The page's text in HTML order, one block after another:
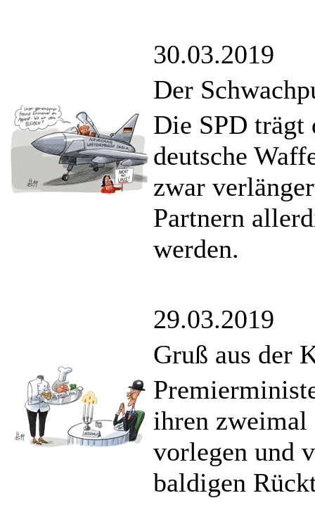
30.03.2019
Der
Die SPD trägt
deutsche
zwar
Partnern
werden.
29.03.2019
Gruß aus der
ihren zweimal
vorlegen und
baldigen